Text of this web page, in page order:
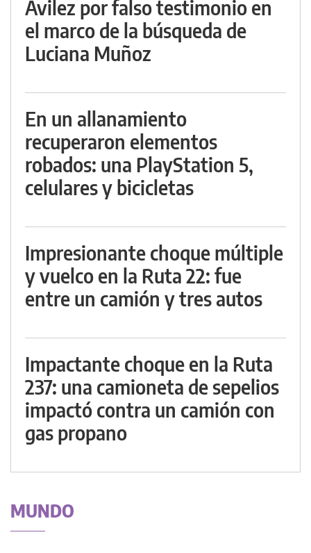
Avilez por falso testimonio en
el marco de la búsqueda de
Luciana Muñoz
En un allanamiento
recuperaron elementos
robados: una PlayStation 5,
celulares y bicicletas
Impresionante choque múltiple
y vuelco en la Ruta 22: fue
entre un camión y tres autos
Impactante choque en la Ruta
237: una camioneta de sepelios
impactó contra un camión con
gas propano
MUNDO